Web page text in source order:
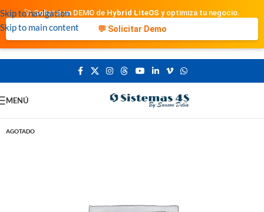
Skip to navigation
Skip to main content
🚀 Solicita un DEMO de Hybrid LiteOS y optimiza tu negocio.
💬 Solicitar Demo
MENÚ
AGOTADO